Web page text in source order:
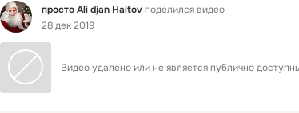
Фид просто Ali djan Haitovподелился видео
28 дек 2019
Видео удалено или не является публично